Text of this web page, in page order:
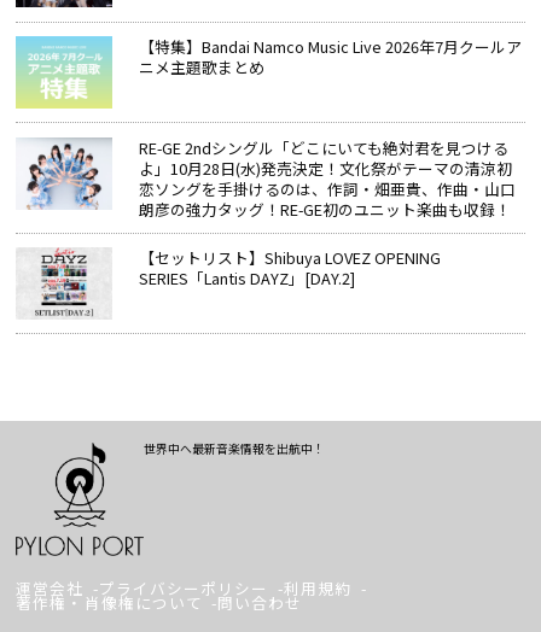
【特集】Bandai Namco Music Live 2026年7月クールア
ニメ主題歌まとめ
RE-GE 2ndシングル「どこにいても絶対君を見つける
よ」10月28日(水)発売決定！文化祭がテーマの清涼初
恋ソングを手掛けるのは、作詞・畑亜貴、作曲・山口
朗彦の強力タッグ！RE-GE初のユニット楽曲も収録！
【セットリスト】Shibuya LOVEZ OPENING
SERIES「Lantis DAYZ」[DAY.2]
世界中へ最新音楽情報を出航中！
運営会社 プライバシーポリシー 利用規約
著作権・肖像権について 問い合わせ